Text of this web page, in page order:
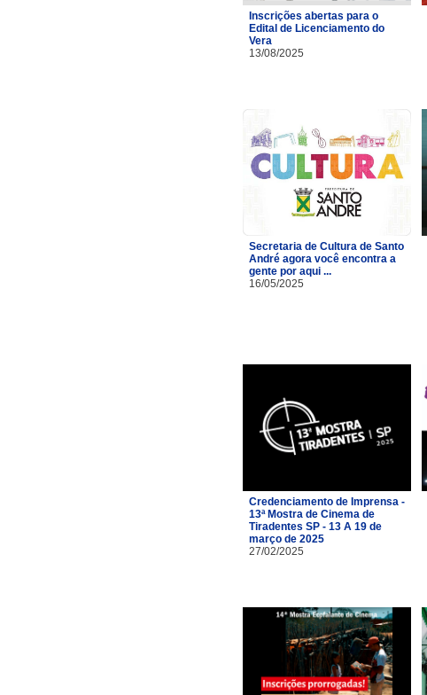
Inscrições abertas para o
Edital de Licenciamento do
Vera
13/08/2025
Secretaria de Cultura de Santo
André agora você encontra a
gente por aqui ...
16/05/2025
Credenciamento de Imprensa -
13ª Mostra de Cinema de
Tiradentes SP - 13 A 19 de
março de 2025
27/02/2025